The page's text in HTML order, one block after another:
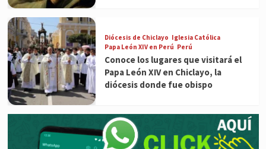
Diócesis de Chiclayo Iglesia Católica
Papa León XIV en Perú Perú
Conoce los lugares que visitará el
Papa León XIV en Chiclayo, la
diócesis donde fue obispo